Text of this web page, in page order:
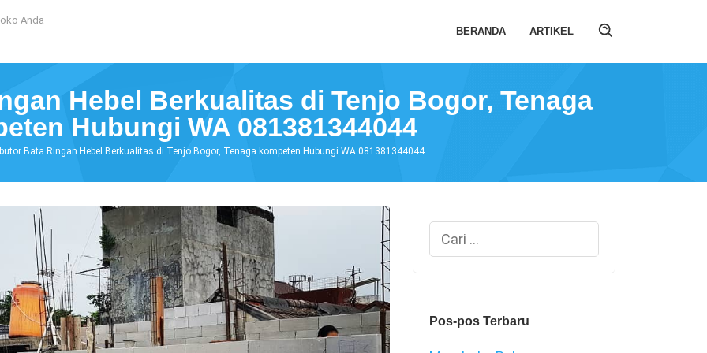
Anda
BERANDA
ARTIKEL
Hebel Berkualitas di Tenjo Bogor, Tenaga
Hubungi WA 081381344044
Bata Ringan Hebel Berkualitas di Tenjo Bogor, Tenaga kompeten Hubungi WA 081381344044
Cari
untuk:
Pos-pos Terbaru